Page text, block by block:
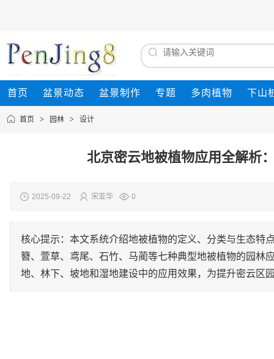
首页 盆景动态 盆景制作 专题 多肉植物 下山
首页 > 园林 > 设计
北京密云地被植物应用全解析
2025-09-22 宋亚华 0
核心提示：本文系统介绍地被植物的定义、分类与生态特
簪、萱草、鸢尾、石竹、马蔺等七种典型地被植物的园林
地、林下、坡地和湿地建设中的应用效果，为提升密云区